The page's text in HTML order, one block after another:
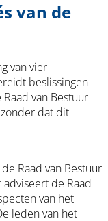
van de
van vier
beslissingen
van Bestuur
dat dit
Raad van Bestuur
de Raad
van het
leden van het